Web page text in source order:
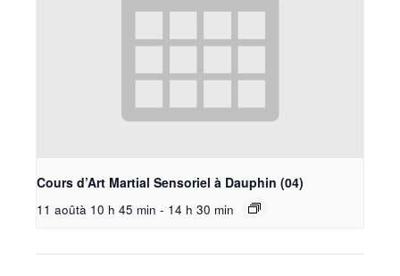
Cours d’Art Martial Sensoriel à Dauphin (04)
11 aoûtà 10 h 45 min - 14 h 30 min